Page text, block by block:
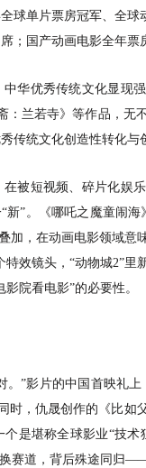
球单片票房冠军、全球
；国产动画电影全年票
华优秀传统文化显现
：兰若寺》等作品，无
传统文化创造性转化与
被短视频、碎片化娱
“新”。《哪吒之魔童闹
加，在动画电影领域意
特效镜头，“动物城2”
院看电影”的必要性。
。”影片的中国首映礼
时，仇晟创作的《比如
是堪称全球影业“技
赛道，背后殊途同归